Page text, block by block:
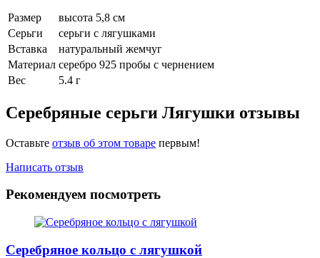
Размер
высота 5,8 см
Серьги
серьги с лягушками
Вставка
натуральный жемчуг
Материал серебро 925 пробы с чернением
Вес
5.4 г
Серебряные серьги Лягушки отзывы
Оставьте отзыв об этом товаре первым!
Написать отзыв
Рекомендуем посмотреть
Серебряное кольцо с лягушкой